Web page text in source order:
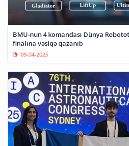
BMU-nun 4 komandası Dünya
finalına vəsiqə qazanıb
09-04-2025